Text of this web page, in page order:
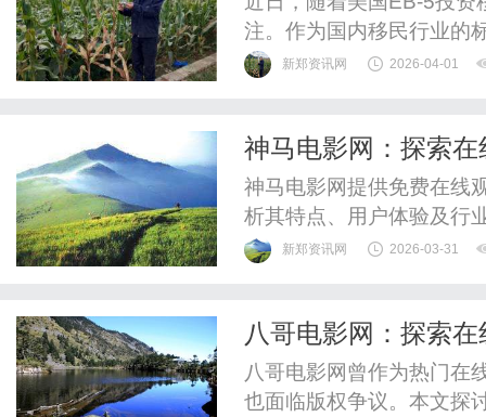
注。作为国内移民行业的
越表现，再次成为焦点。
金筛选原则，对每个EB-5
新郑资讯网 2026-04-01
神马电影网：探索
神马电影网提供免费在线
析其特点、用户体验及行
未来趋势。
新郑资讯网 2026-03-31
八哥电影网：探索
八哥电影网曾作为热门在
也面临版权争议。本文探